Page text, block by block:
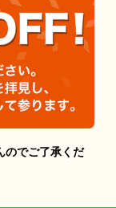
のでご了承くだ